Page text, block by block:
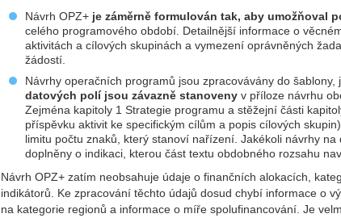
Návrh OPZ+ je záměrně formulován tak, aby umožňoval
celého programového období. Detailnější informace o
aktivitách a cílových skupinách a vymezení oprávněných
žádostí.
Návrhy operačních programů jsou zpracovávány do
datových polí jsou závazně stanovenyv příloze návrhu
Zejména kapitoly 1 Strategie programu a stěžejní části
příspěvku aktivit ke specifickým cílům a popis cílových
limitu počtu znaků, který stanoví nařízení. Jakékoli návrhy
doplněny o indikaci, kterou část textu obdobného rozsahu
Návrh OPZ+ zatím neobsahuje údaje o finančních alokacích,
indikátorů. Ke zpracování těchto údajů dosud chybí informace o
na kategorie regionů a informace o míře spolufinancování. Je